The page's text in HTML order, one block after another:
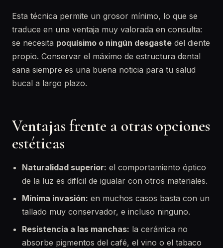
Esta técnica permite un grosor mínimo, lo que se
traduce en una ventaja muy valorada en consulta:
se necesita poquísimo o ningún desgaste del diente
propio. Conservar el máximo de estructura dental
sana siempre es una buena noticia para tu salud
bucal a largo plazo.
Ventajas frente a otras opciones
estéticas
Naturalidad superior: el comportamiento óptico
de la luz es difícil de igualar con otros materiales.
Mínima invasión: en muchos casos basta con un
tallado muy conservador, e incluso ninguno.
Resistencia a las manchas: la cerámica no
absorbe pigmentos del café, el vino o el tabaco